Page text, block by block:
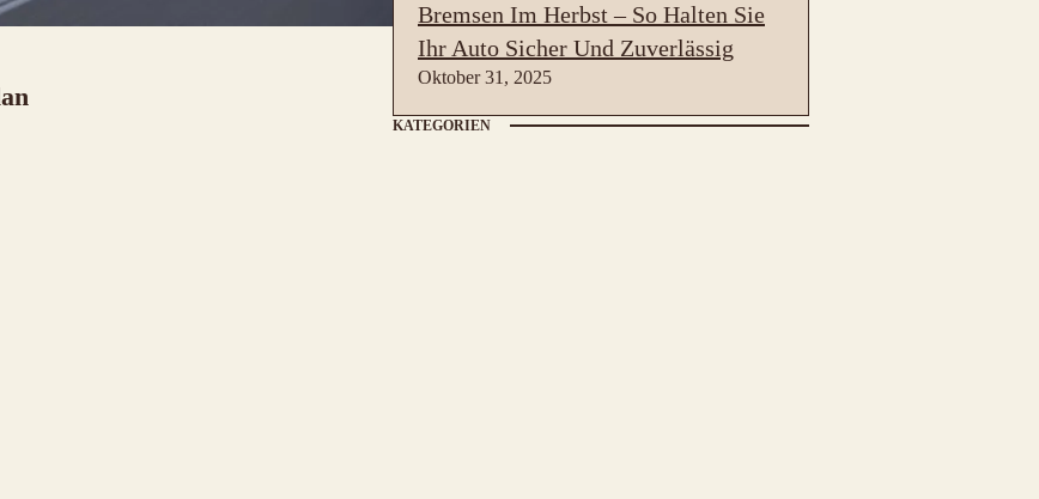
Bremsen Im Herbst – So Halten Sie
Ihr Auto Sicher Und Zuverlässig
Oktober 31, 2025
KATEGORIEN